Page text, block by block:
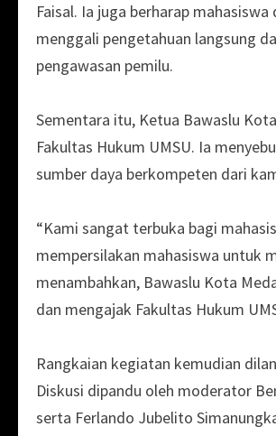
Faisal. Ia juga berharap
menggali pengetahuan langsung
pengawasan pemilu.
Sementara itu, Ketua Bawaslu
Fakultas Hukum UMSU. Ia
sumber daya berkompeten dari
“Kami sangat terbuka bagi
mempersilakan mahasiswa untuk
menambahkan, Bawaslu Kota
dan mengajak Fakultas Hukum
Rangkaian kegiatan kemudian
Diskusi dipandu oleh moderator
serta Ferlando Jubelito